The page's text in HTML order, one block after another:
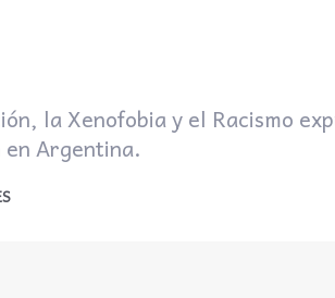
la Xenofobia y el Racismo
Argentina.